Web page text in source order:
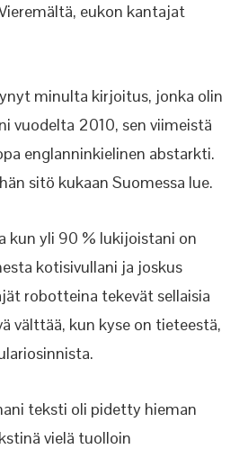
eukon kantajat
minulta kirjoitus, jonka olin
vuodelta 2010, sen viimeistä
englanninkielinen abstarkti.
sitö kukaan Suomessa lue.
kun yli 90 % lukijoistani on
kotisivullani ja joskus
robotteina tekevät sellaisia
välttää, kun kyse on tieteestä,
teksti oli pidetty hieman
vielä tuolloin